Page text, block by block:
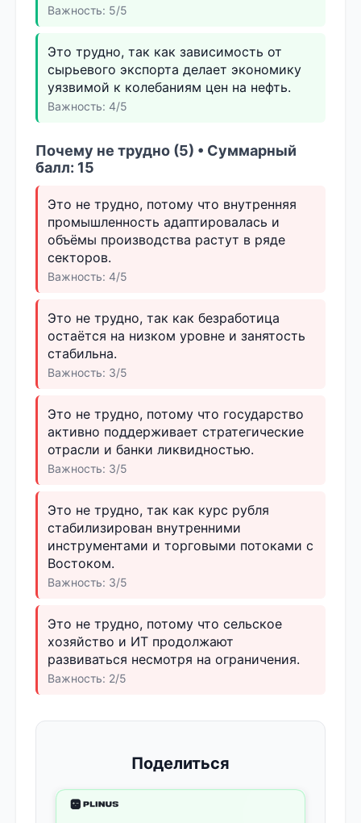
Важность: 5/5
Это трудно, так как зависимость от
сырьевого экспорта делает экономику
уязвимой к колебаниям цен на нефть.
Важность: 4/5
Почему не трудно (5) • Суммарный
балл: 15
Это не трудно, потому что внутренняя
промышленность адаптировалась и
объёмы производства растут в ряде
секторов.
Важность: 4/5
Это не трудно, так как безработица
остаётся на низком уровне и занятость
стабильна.
Важность: 3/5
Это не трудно, потому что государство
активно поддерживает стратегические
отрасли и банки ликвидностью.
Важность: 3/5
Это не трудно, так как курс рубля
стабилизирован внутренними
инструментами и торговыми потоками с
Востоком.
Важность: 3/5
Это не трудно, потому что сельское
хозяйство и ИТ продолжают
развиваться несмотря на ограничения.
Важность: 2/5
Поделиться